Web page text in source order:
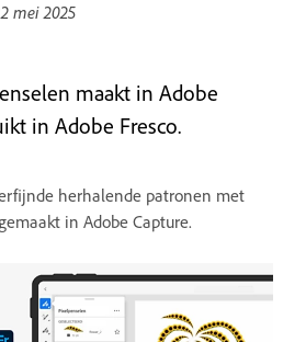
mei 2025
maakt in Adobe
in Adobe Fresco.
herhalende patronen met
in Adobe Capture.